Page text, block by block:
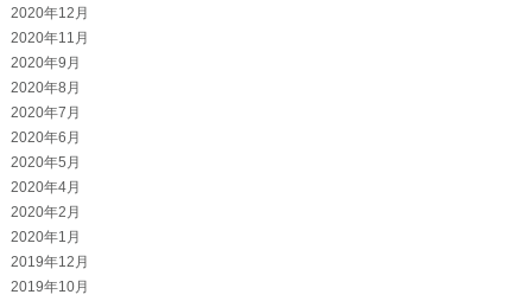
2020年12月
2020年11月
2020年9月
2020年8月
2020年7月
2020年6月
2020年5月
2020年4月
2020年2月
2020年1月
2019年12月
2019年10月